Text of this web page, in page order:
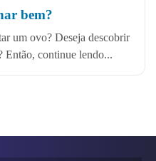
bem?
um ovo? Deseja descobrir
Então, continue lendo...